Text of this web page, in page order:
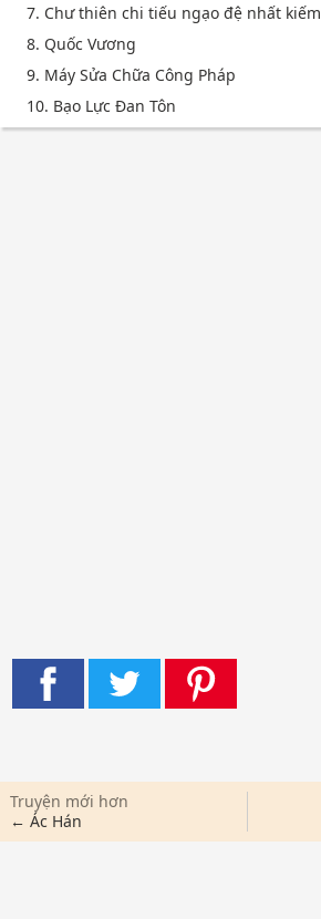
7. Chư thiên chi tiếu ngạo đệ nhất kiếm
8. Quốc Vương
9. Máy Sửa Chữa Công Pháp
10. Bạo Lực Đan Tôn
Truyện mới hơn
← Ác Hán